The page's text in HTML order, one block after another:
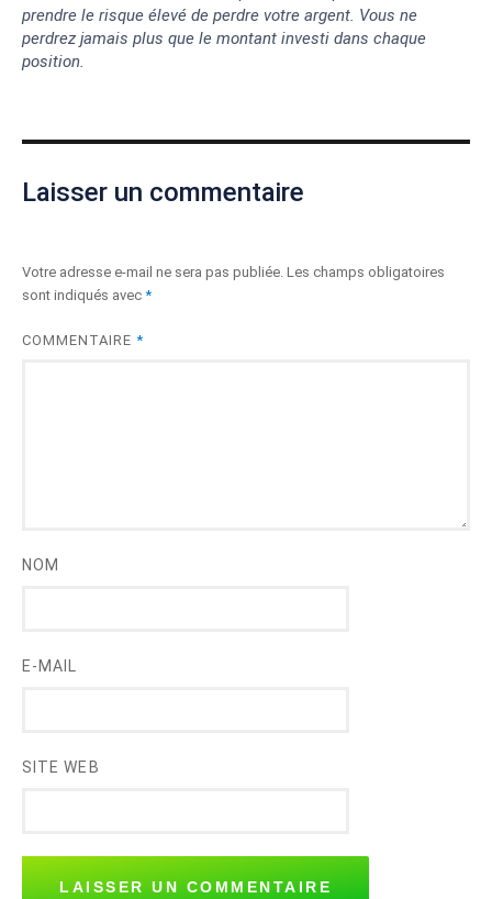
prendre le risque élevé de perdre votre argent. Vous ne
perdrez jamais plus que le montant investi dans chaque
position.
Laisser un commentaire
Votre adresse e-mail ne sera pas publiée. Les champs obligatoires
sont indiqués avec *
COMMENTAIRE *
NOM
E-MAIL
SITE WEB